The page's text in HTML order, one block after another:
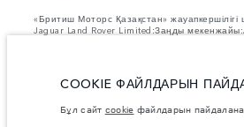
«Бритиш Моторс Қазақстан»
Jaguar Land Rover Limited:Заңды
Көрсетілген салмақтар автокөліктің
сұйықтықтармен, жанармаймен және
Суреттер мен сипаттамалар бойынша
COOKIE ФАЙЛДАРЫН
Бұл сайт cookie файлдарын